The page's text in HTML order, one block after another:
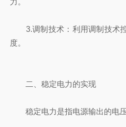
力。
3.调制技术：利用调制技术控
度。
二、稳定电力的实现
稳定电力是指电源输出的电压